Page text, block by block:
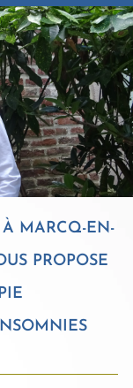
À MARCQ-EN-
PROPOSE